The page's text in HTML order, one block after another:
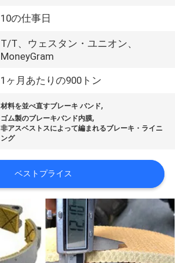
10の仕事日
T/T、ウェスタン・ユニオン、
MoneyGram
1ヶ月あたりの900トン
材料を並べ直すブレーキ バンド,
ゴム製のブレーキバンド内膜,
非アスベストスによって編まれるブレーキ・ライニ
ング
ベストプライス